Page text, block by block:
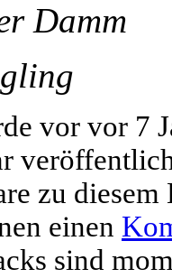
Damm
vor vor 7
zu
einen
sind